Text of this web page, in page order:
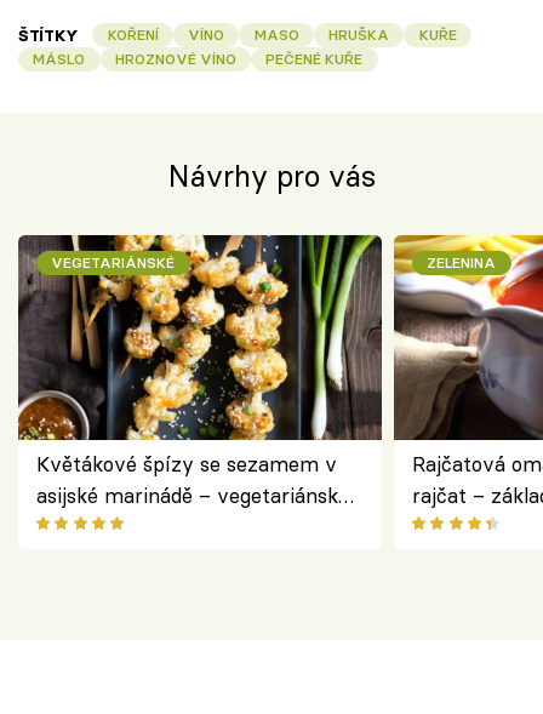
ŠTÍTKY KOŘENÍ VÍNO MASO HRUŠKA
KUŘE
MÁSLO
HROZNOVÉ VÍNO PEČENÉ KUŘE
Návrhy pro vás
VEGETARIÁNSKÉ
Květákové špízy se sezamem v
asijské marinádě – vegetariánská
chuťovka z grilu
ZELENINA
Rajčatová
rajčat –